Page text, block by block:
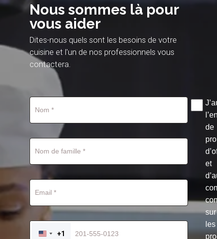
Nous sommes là pour
vous aider
Dites-nous quels sont les besoins de votre
cuisine et l'un de nos professionnels vous
contactera.
UNITED
+1
de
et
sur
les